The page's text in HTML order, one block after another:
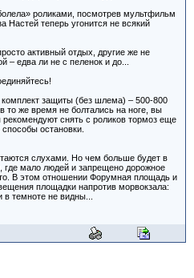
роликами, посмотрев мультфильм
Настей теперь угонится не всякий
активный отдых, другие же не
едва ли не с пеленок и до...
комплект защиты (без шлема) – 500-800
то же время не болтались на ноге, вы
снять с роликов тормоз еще
остановки.
слухами. Но чем больше будет в
где мало людей и запрещено дорожное
В этом отношении Форумная площадь и
площадки напротив морвокзала:
темноте не видны...